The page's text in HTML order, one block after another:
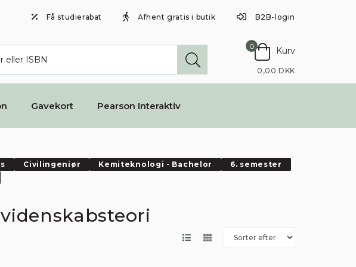
Få studierabat Afhent gratis i butik B2B-login
0 Kurv
0,00 DKK
Gavekort Pearson Interaktiv
Civilingeniør Kemiteknologi - Bachelor
6. semester